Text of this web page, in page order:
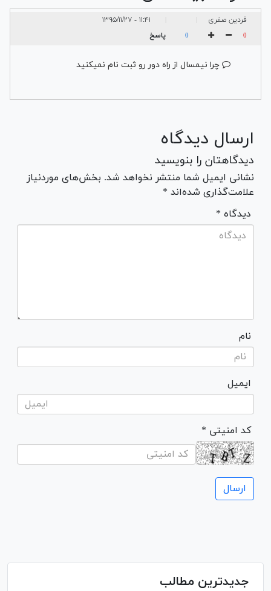
فردین صفری ۱۱:۴۱ - ۱۳۹۵/۱۱/۲۷
0
0 پاسخ
چرا نیمسال از راه دور رو ثبت نام نمیکنید
ارسال دیدگاه
دیدگاهتان را بنویسید
نشانی ایمیل شما منتشر نخواهد شد. بخش‌های موردنیاز
علامت‌گذاری شده‌اند *
* دیدگاه
نام
ایمیل
* کد امنیتی
جدیدترین مطالب